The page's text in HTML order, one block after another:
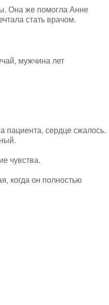
Она же помогла Анне
стать врачом.
мужчина лет
пациента, сердце сжалось.
чувства.
когда он полностью